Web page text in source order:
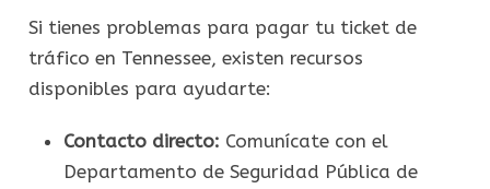
Si tienes problemas para pagar tu ticket de
tráfico en Tennessee, existen recursos
disponibles para ayudarte:
Contacto directo: Comunícate con el
Departamento de Seguridad Pública de